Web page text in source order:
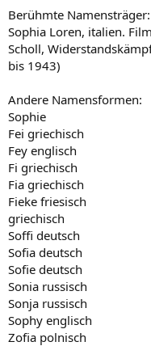
Berühmte Namensträger:
Sophia Loren, italien.
Scholl,
bis 1943)
Andere Namensformen:
Sophie
Fei griechisch
Fey englisch
Fi griechisch
Fia griechisch
Fieke friesisch
griechisch
Soffi deutsch
Sofia deutsch
Sofie deutsch
Sonia russisch
Sonja russisch
Sophy englisch
Zofia polnisch